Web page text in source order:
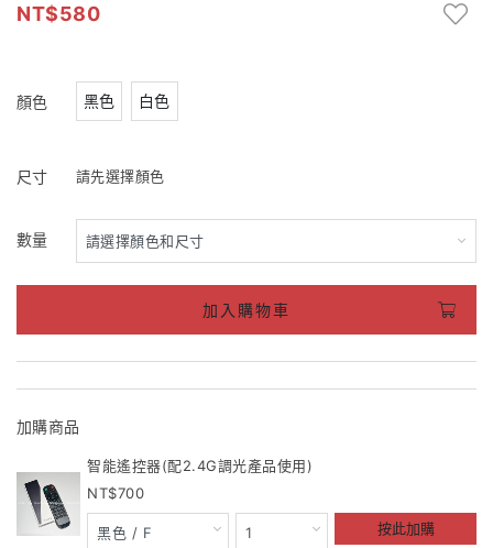
580
顏色 黑色 白色
尺寸 請先選擇顏色
數量
加入購物車
加購商品
智能遙控器(配2.4G調光產品使用)
700
按此加購